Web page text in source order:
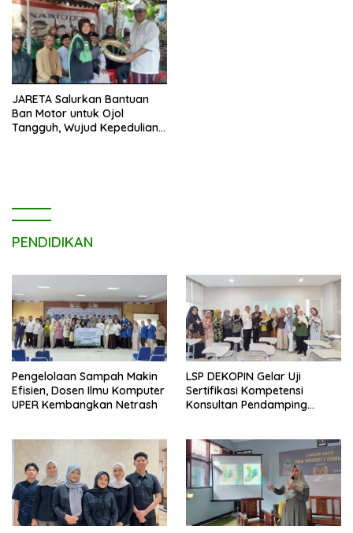
JARETA Salurkan Bantuan
Ban Motor untuk Ojol
Tangguh, Wujud Kepedulian
PENDIDIKAN
Pengelolaan Sampah Makin
Efisien, Dosen Ilmu Komputer
UPER Kembangkan Netrash
LSP DEKOPIN Gelar Uji
Sertifikasi Kompetensi
Konsultan Pendamping